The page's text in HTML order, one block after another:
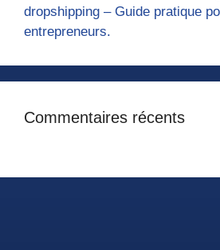
dropshipping – Guide pratique
entrepreneurs.
Commentaires récents